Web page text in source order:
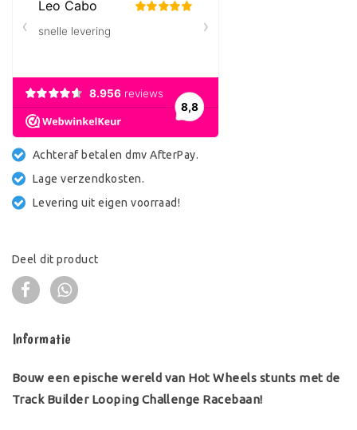
Achteraf betalen dmv AfterPay.
Lage verzendkosten.
Levering uit eigen voorraad!
Deel dit product
Informatie
Bouw een epische wereld van Hot Wheels stunts met de
Track Builder Looping Challenge Racebaan!